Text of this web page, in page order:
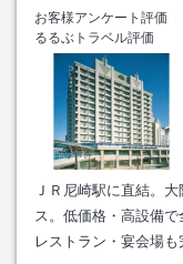
お客様アンケート評価
るるぶトラベル評価
ＪＲ尼崎駅に直結。
ス。低価格・高設備
レストラン・宴会場も